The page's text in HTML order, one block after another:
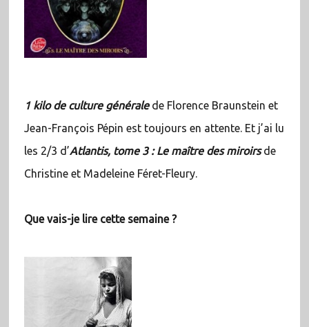
1 kilo de culture généralede Florence Braunstein et
Jean-François Pépin est toujours en attente. Et j’ai lu
les 2/3 d’Atlantis, tome 3 : Le maître des miroirsde
Christine et Madeleine Féret-Fleury.
Que vais-je lire cette semaine ?